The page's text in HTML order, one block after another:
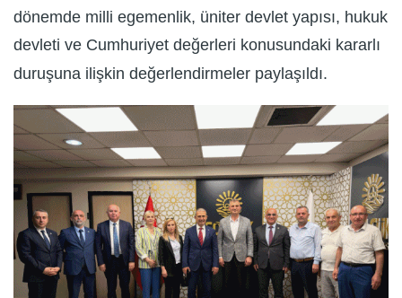
dönemde milli egemenlik, üniter devlet yapısı, hukuk
devleti ve Cumhuriyet değerleri konusundaki kararlı
duruşuna ilişkin değerlendirmeler paylaşıldı.